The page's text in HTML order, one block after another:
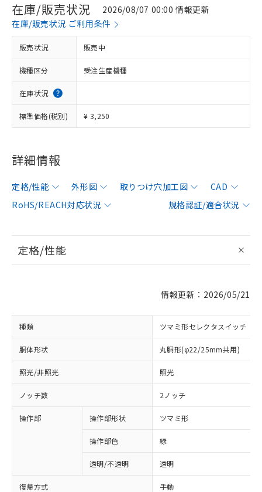
在庫/販売状況
2026/08/07 00:00 情報更新
在庫/販売状況 ご利用条件
販売状況 販売中
機種区分 受注生産機種
在庫状況
標準価格(税別) ¥ 3,250
詳細情報
定格/性能 外形図 取りつけ穴加工図
CAD
RoHS/REACH対応状況
規格認証/適合状況
定格/性能
情報更新：2026/05/21
種類 ツマミ形セレクタスイッチ
胴体形状 丸胴形(φ22/25mm共用)
照光/非照光 照光
ノッチ数 2ノッチ
操作部 操作部形状 ツマミ形
操作部色 緑
透明/不透明 透明
復帰方式 手動